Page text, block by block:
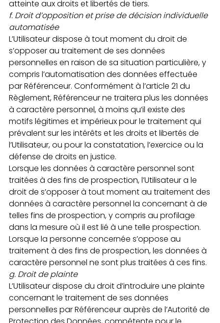
atteinte aux droits et libertés de tiers.
f. Droit d’opposition et prise de décision individuelle
automatisée
L’Utilisateur dispose à tout moment du droit de
s’opposer au traitement de ses données
personnelles en raison de sa situation particulière, y
compris l’automatisation des données effectuée
par Référenceur. Conformément à l’article 21 du
Règlement, Référenceur ne traitera plus les données
à caractère personnel, à moins qu’il existe des
motifs légitimes et impérieux pour le traitement qui
prévalent sur les intérêts et les droits et libertés de
l’Utilisateur, ou pour la constatation, l’exercice ou la
défense de droits en justice.
Lorsque les données à caractère personnel sont
traitées à des fins de prospection, l’Utilisateur a le
droit de s’opposer à tout moment au traitement des
données à caractère personnel la concernant à de
telles fins de prospection, y compris au profilage
dans la mesure où il est lié à une telle prospection.
Lorsque la personne concernée s’oppose au
traitement à des fins de prospection, les données à
caractère personnel ne sont plus traitées à ces fins.
g. Droit de plainte
L’Utilisateur dispose du droit d’introduire une plainte
concernant le traitement de ses données
personnelles par Référenceur auprès de l’Autorité de